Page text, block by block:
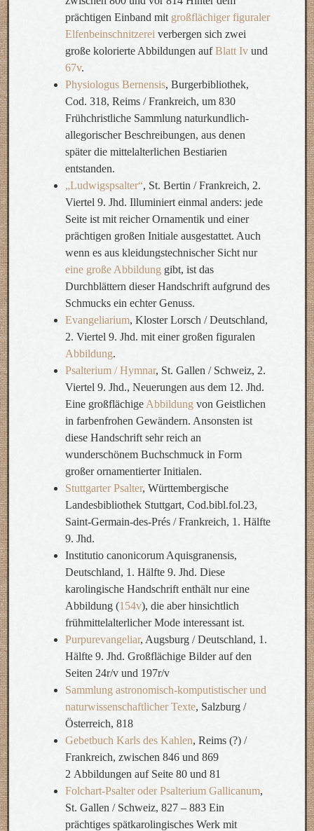
prächtigen Einband mit großflächiger figuraler
Elfenbeinschnitzerei verbergen sich zwei
große kolorierte Abbildungen aufBlatt Iv und
67v.
Physiologus Bernensis, Burgerbibliothek,
Cod. 318, Reims / Frankreich, um 830
Frühchristliche Sammlung naturkundlich-
allegorischer Beschreibungen, aus denen
später die mittelalterlichen Bestiarien
entstanden.
„Ludwigspsalter“, St. Bertin / Frankreich, 2.
Viertel 9. Jhd. Illuminiert einmal anders: jede
Seite ist mit reicher Ornamentik und einer
prächtigen großen Initiale ausgestattet. Auch
wenn es aus kleidungstechnischer Sicht nur
eine große Abbildung gibt, ist das
Durchblättern dieser Handschrift aufgrund des
Schmucks ein echter Genuss.
Evangeliarium, Kloster Lorsch / Deutschland,
2. Viertel 9. Jhd. mit einer großen figuralen
Abbildung.
Psalterium / Hymnar, St. Gallen / Schweiz, 2.
Viertel 9. Jhd., Neuerungen aus dem 12. Jhd.
Eine großflächige Abbildung von Geistlichen
in farbenfrohen Gewändern. Ansonsten ist
diese Handschrift sehr reich an
wunderschönem Buchschmuck in Form
großer ornamentierter Initialen.
Stuttgarter Psalter, Württembergische
Landesbibliothek Stuttgart, Cod.bibl.fol.23,
Saint-Germain-des-Prés / Frankreich, 1. Hälfte
9. Jhd.
Institutio canonicorum Aquisgranensis,
Deutschland, 1. Hälfte 9. Jhd. Diese
karolingische Handschrift enthält nur eine
Abbildung (154v), die aber hinsichtlich
frühmittelalterlicher Mode interessant ist.
Purpurevangeliar, Augsburg / Deutschland, 1.
Hälfte 9. Jhd. Großflächige Bilder auf den
Seiten 24r/v und 197r/v
Sammlung astronomisch-komputistischer und
naturwissenschaftlicher Texte, Salzburg /
Österreich, 818
Gebetbuch Karls des Kahlen, Reims (?) /
Frankreich, zwischen 846 und 869
2 Abbildungen auf Seite 80 und 81
Folchart-Psalter oder Psalterium Gallicanum,
St. Gallen / Schweiz, 827 – 883 Ein
prächtiges spätkarolingisches Werk mit